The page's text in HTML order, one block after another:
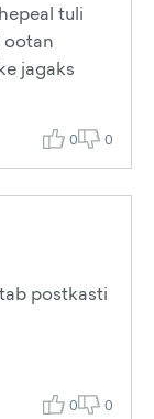
tuli
ootan
jagaks
0 0
postkasti
0 0